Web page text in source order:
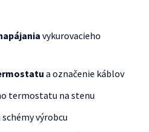
vykurovacieho
a označenie káblov
termostatu na stenu
schémy výrobcu